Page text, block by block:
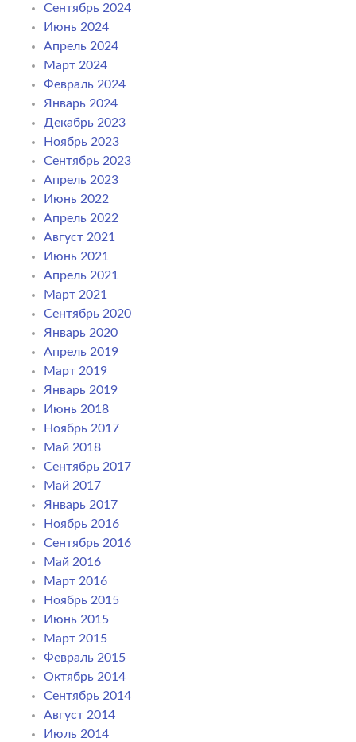
Сентябрь 2024
Июнь 2024
Апрель 2024
Март 2024
Февраль 2024
Январь 2024
Декабрь 2023
Ноябрь 2023
Сентябрь 2023
Апрель 2023
Июнь 2022
Апрель 2022
Август 2021
Июнь 2021
Апрель 2021
Март 2021
Сентябрь 2020
Январь 2020
Апрель 2019
Март 2019
Январь 2019
Июнь 2018
Ноябрь 2017
Май 2018
Сентябрь 2017
Май 2017
Январь 2017
Ноябрь 2016
Сентябрь 2016
Май 2016
Март 2016
Ноябрь 2015
Июнь 2015
Март 2015
Февраль 2015
Октябрь 2014
Сентябрь 2014
Август 2014
Июль 2014